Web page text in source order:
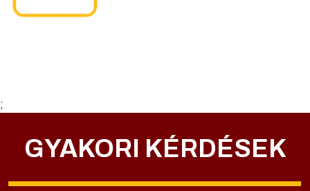
;
GYAKORI KÉRDÉSEK